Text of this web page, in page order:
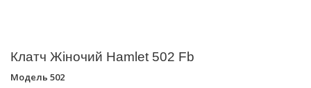
Клатч Жіночий Hamlet 502 Fb
Модель 502